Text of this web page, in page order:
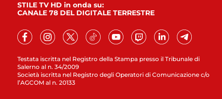
Testata iscritta nel Registro della Stampa presso il Tribunale di
Salerno al n. 34/2009
Società iscritta nel Registro degli Operatori di Comunicazione c/o
l’AGCOM al n. 20133
STILE TV HD in onda su:
CANALE 78 DEL DIGITALE TERRESTRE